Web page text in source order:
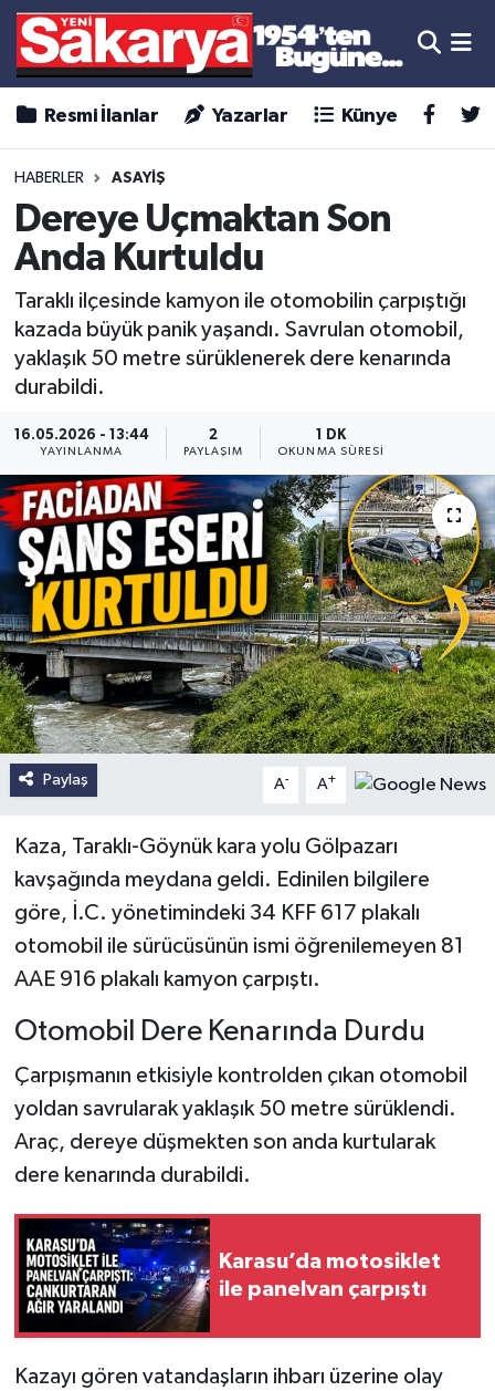
Resmi İlanlar Yazarlar Künye
HABERLER ASAYİŞ
Dereye Uçmaktan Son
Anda Kurtuldu
Taraklı ilçesinde kamyon ile otomobilin çarpıştığı
kazada büyük panik yaşandı. Savrulan otomobil,
yaklaşık 50 metre sürüklenerek dere kenarında
durabildi.
16.05.2026 - 13:44
YAYINLANMA
2
PAYLAŞIM
1 DK
OKUNMA SÜRESI
Paylaş A- A+
Kaza, Taraklı-Göynük kara yolu Gölpazarı
kavşağında meydana geldi. Edinilen bilgilere
göre, İ.C. yönetimindeki 34 KFF 617 plakalı
otomobil ile sürücüsünün ismi öğrenilemeyen 81
AAE 916 plakalı kamyon çarpıştı.
Otomobil Dere Kenarında Durdu
Çarpışmanın etkisiyle kontrolden çıkan otomobil
yoldan savrularak yaklaşık 50 metre sürüklendi.
Araç, dereye düşmekten son anda kurtularak
dere kenarında durabildi.
Karasu’da motosiklet
ile panelvan çarpıştı
Kazayı gören vatandaşların ihbarı üzerine olay